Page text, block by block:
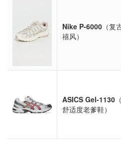
Nike P-6000 （复
禧风）
ASICS Gel-1130
舒适度老爹鞋）